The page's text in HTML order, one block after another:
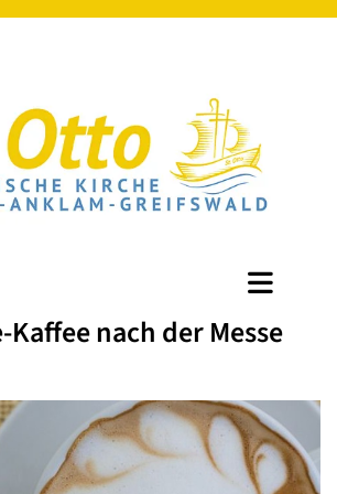
nach der Messe